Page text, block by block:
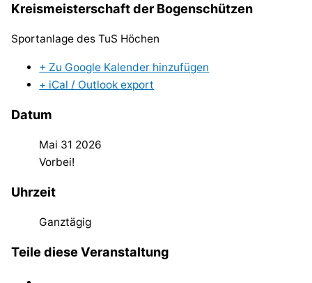
Kreismeisterschaft der Bogenschützen
Sportanlage des TuS Höchen
+ Zu Google Kalender hinzufügen
+ iCal / Outlook export
Datum
Mai 31 2026
Vorbei!
Uhrzeit
Ganztägig
Teile diese Veranstaltung